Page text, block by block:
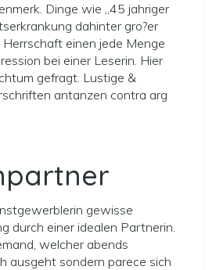
Dinge wie „45 jahriger
dahinter gro?er
Herrschaft einen jede Menge
bei einer Leserin. Hier
gefragt. Lustige &
antanzen contra arg
gewisse
durch einer idealen Partnerin.
welcher abends
ausgeht sondern parece sich